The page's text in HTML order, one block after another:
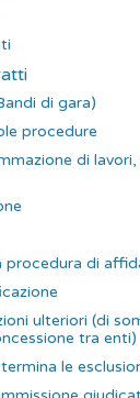
di gara)
procedure
di lavori,
procedura di
ulteriori (di
tra enti)
le